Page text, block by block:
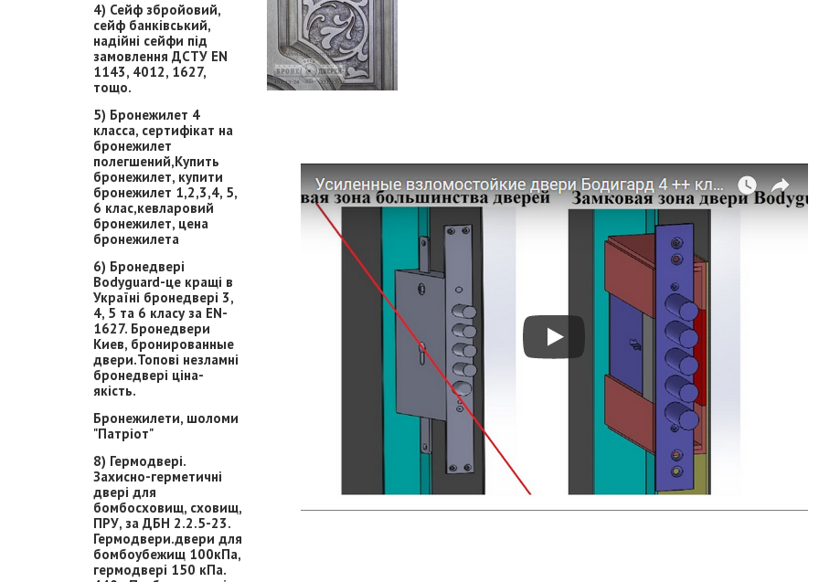
4) Сейф збройовий,
сейф банківський,
надійні сейфи під
замовлення ДСТУ EN
1143, 4012, 1627,
тощо.
5) Бронежилет 4
класса, сертифікат на
бронежилет
полегшений,Купить
бронежилет, купити
бронежилет 1,2,3,4, 5,
6 клас,кевларовий
бронежилет, цена
бронежилета
6) Бронедвері
Bodyguard-це кращі в
Україні бронедвері 3,
4, 5 та 6 класу за EN-
1627. Бронедвери
Киев, бронированные
двери.Топові незламні
бронедвері ціна-
якість.
Бронежилети, шоломи
"Патріот"
8) Гермодвері.
Захисно-герметичні
двері для
бомбосховищ, сховищ,
ПРУ, за ДБН 2.2.5-23.
Гермодвери.двери для
бомбоубежищ 100кПа,
гермодвері 150 кПа.